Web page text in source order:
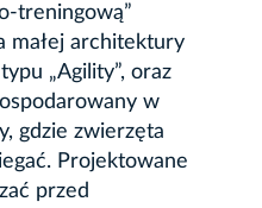
treningową”
małej architektury
„Agility”, oraz
w
gdzie zwierzęta
Projektowane
przed